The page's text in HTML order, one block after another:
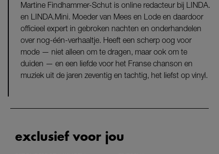
Martine Findhammer-Schut is online redacteur bij LINDA.
en LINDA.Mini. Moeder van Mees en Lode en daardoor
officieel expert in gebroken nachten en onderhandelen
over nog-één-verhaaltje. Heeft een scherp oog voor
mode — niet alleen om te dragen, maar ook om te
duiden — en een liefde voor het Franse chanson en
muziek uit de jaren zeventig en tachtig, het liefst op vinyl.
exclusief voor jou